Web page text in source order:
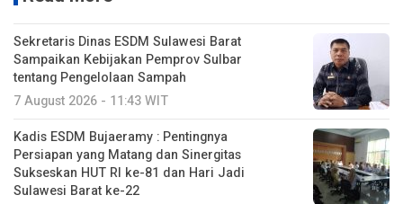
Sekretaris Dinas ESDM Sulawesi Barat
Sampaikan Kebijakan Pemprov Sulbar
tentang Pengelolaan Sampah
7 August 2026 - 11:43 WIT
Kadis ESDM Bujaeramy : Pentingnya
Persiapan yang Matang dan Sinergitas
Sukseskan HUT RI ke-81 dan Hari Jadi
Sulawesi Barat ke-22